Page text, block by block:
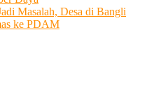
Masalah, Desa di Bangli
ke PDAM